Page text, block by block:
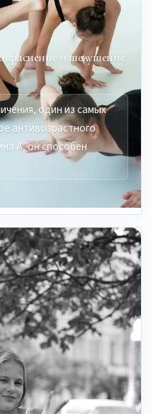
и шелушение
один из самых
антивозрастного
A, он способен